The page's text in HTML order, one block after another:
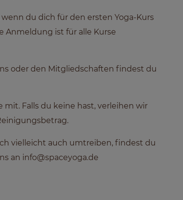
du dich für den ersten Yoga-Kurs
Anmeldung ist für alle Kurse
oder den Mitgliedschaften findest du
Falls du keine hast, verleihen wir
vielleicht auch umtreiben, findest du
an info@spaceyoga.de